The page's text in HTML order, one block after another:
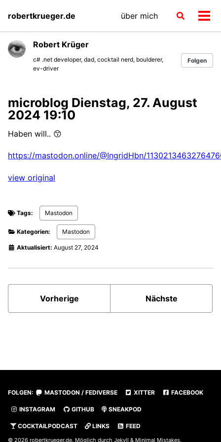
primary
navigation
content
footer
robertkrueger.de über mich
Toggle
Robert Krüger
c# .net developer, dad, cocktail nerd, boulderer,
ev-driver
Folgen
microblog Dienstag, 27. August
2024 19:10
Haben will.. 😙
https://mastodon.online/@IngridHbn/
view original
Tags: Mastodon
Kategorien: Mastodon
Aktualisiert: August 27, 2024
Vorherige Nächste
FOLGEN: MASTODON / FEDIVERSE XITTER FACEBOOK
INSTAGRAM GITHUB SNEAKPOD
COCKTAILPODCAST LINKS FEED
© 2026 robertkrueger.de. Möglich durch Jekyll & Minimal Mistakes.